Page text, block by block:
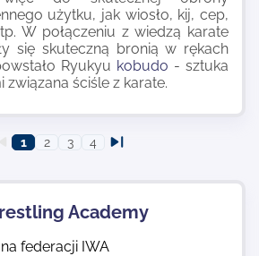
użytku, jak wiosło, kij, cep,
W połączeniu z wiedzą karate
się skuteczną bronią w rękach
Ryukyu kobudo - sztuka
związana ściśle z karate.
1 2 3 4
Academy
federacji IWA